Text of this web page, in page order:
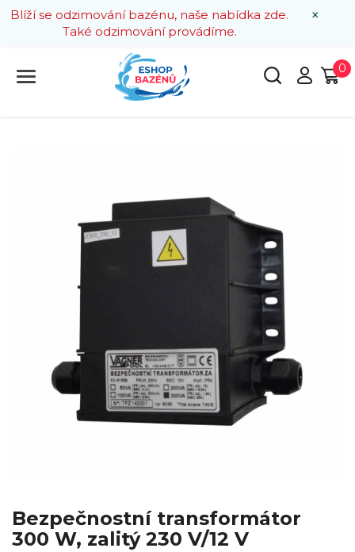
×
Blíží se odzimování bazénu, naše nabídka zde.
Také odzimování provádíme.
0
Bezpečnostní transformátor
300 W, zalitý 230 V/12 V